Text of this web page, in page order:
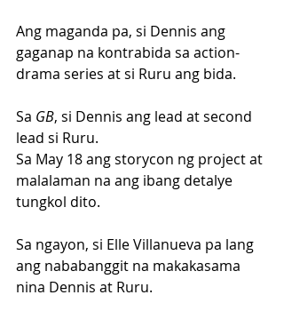
Ang maganda pa, si Dennis ang
gaganap na kontrabida sa action-
drama series at si Ruru ang bida.
Sa GB, si Dennis ang lead at second
lead si Ruru.
Sa May 18 ang storycon ng project at
malalaman na ang ibang detalye
tungkol dito.
Sa ngayon, si Elle Villanueva pa lang
ang nababanggit na makakasama
nina Dennis at Ruru.